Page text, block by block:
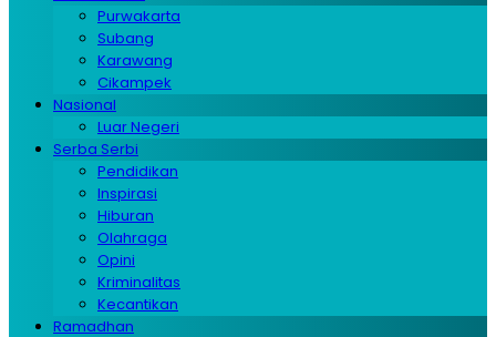
Purwakarta
Subang
Karawang
Cikampek
Nasional
Luar Negeri
Serba Serbi
Pendidikan
Inspirasi
Hiburan
Olahraga
Opini
Kriminalitas
Kecantikan
Ramadhan